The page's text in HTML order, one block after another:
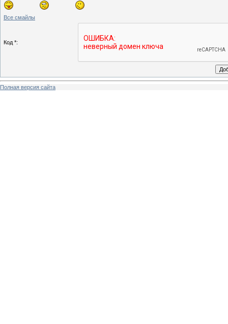
Все смайлы
Код *:
Полная версия сайта